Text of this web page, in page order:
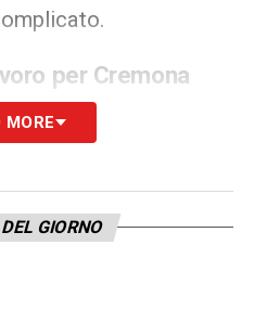
per Cremona
tempo: già nel
, per conoscere
lavoro tattico. Avrà
MORE
GIORNO